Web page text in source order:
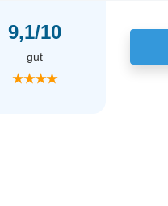
9,1/10
gut
★★★★